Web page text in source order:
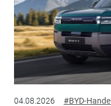
04.08.2026 #BYD-Handel